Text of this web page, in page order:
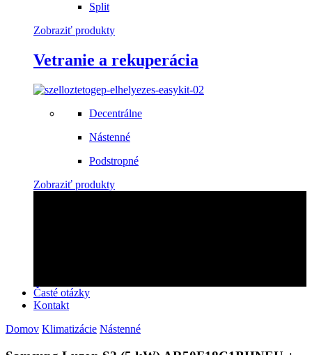
Split
Zobraziť produkty
Vetranie a rekuperácia
Decentrálne
Nástenné
Podstropné
Zobraziť produkty
Časté otázky
Kontakt
Domov Klimatizácie Nástenné